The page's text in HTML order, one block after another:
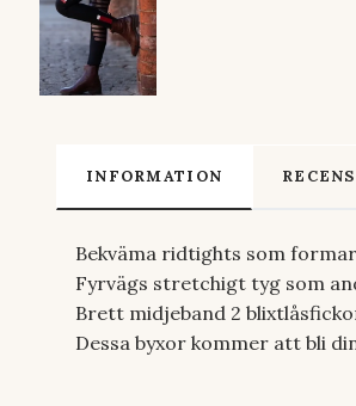
INFORMATION
Bekväma ridtights som
Fyrvägs stretchigt tyg som
Brett midjeband 2
Dessa byxor kommer att bli